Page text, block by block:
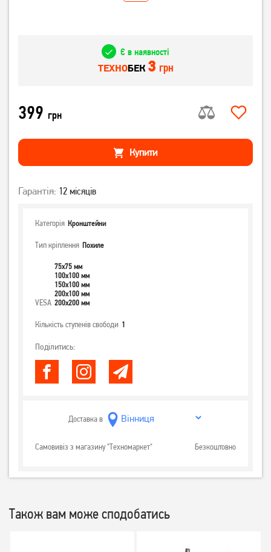
Є в наявності
ТЕХНОБЕК 3 грн
399 грн
Купити
Гарантія: 12 місяців
Категорія Кронштейни
Тип кріплення Похиле
VESA
75x75 мм
100x100 мм
150x100 мм
200x100 мм
200x200 мм
Кількість ступенів свободи 1
Поділитись:
Доставка в
Самовивіз з магазину "Техномаркет" Безкоштовно
Також вам може сподобатись